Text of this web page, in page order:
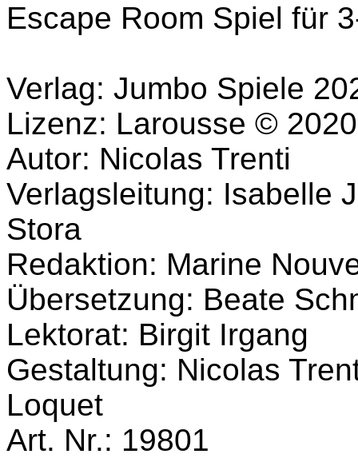
Escape Room Spiel für
Verlag: Jumbo Spiele
Lizenz: Larousse ©
Autor: Nicolas Trenti
Verlagsleitung: Isabelle
Stora
Redaktion: Marine
Übersetzung: Beate
Lektorat: Birgit Irgang
Gestaltung: Nicolas
Loquet
Art. Nr.: 19801